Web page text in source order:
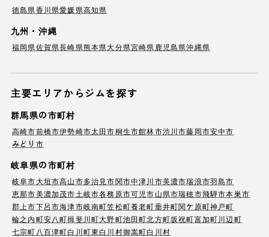
徳島県香川県愛媛県高知県
九州・沖縄
福岡県佐賀県長崎県熊本県大分県宮崎県 鹿児島県沖縄県
主要エリアからジムを探す
群馬県の市町村
高崎市前橋市伊勢崎市太田市桐生市館林市渋川市藤岡市安中市
みどり市
岐阜県の市町村
岐阜市大垣市高山市多治見市関市中津川市美濃市瑞浪市羽島市
恵那市美濃加茂市土岐市各務原市可児市山県市瑞穂市飛騨市本巣市
郡上市下呂市海津市岐南町笠松町養老町垂井町関ケ原町神戸町
輪之内町安八町揖斐川町大野町池田町北方町坂祝町富加町川辺町
七宗町 八百津町白川町東白川村御嵩町白川村